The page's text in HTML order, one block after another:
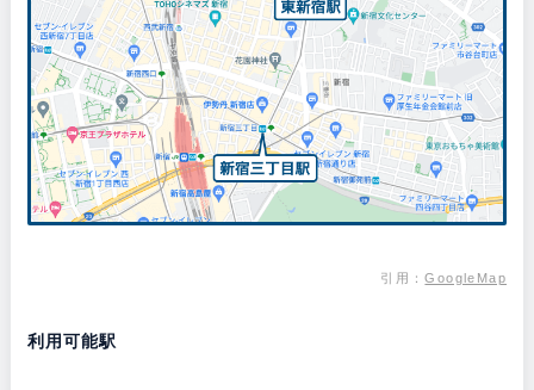
引用：GoogleMap
利用可能駅